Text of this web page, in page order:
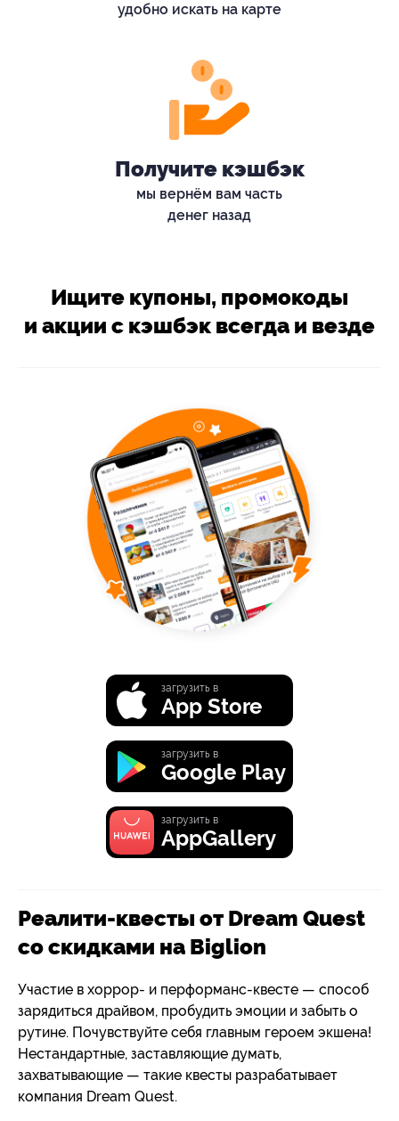
удобно искать на карте
Получите кэшбэк
мы вернём вам часть
денег назад
Ищите купоны, промокоды
и акции с кэшбэк всегда и везде
загрузить в
App Store
загрузить в
Google Play
загрузить в
AppGallery
Реалити-квесты от Dream Quest
со скидками на Biglion
Участие в хоррор- и перформанс-квесте — способ
зарядиться драйвом, пробудить эмоции и забыть о
рутине. Почувствуйте себя главным героем экшена!
Нестандартные, заставляющие думать,
захватывающие — такие квесты разрабатывает
компания Dream Quest.